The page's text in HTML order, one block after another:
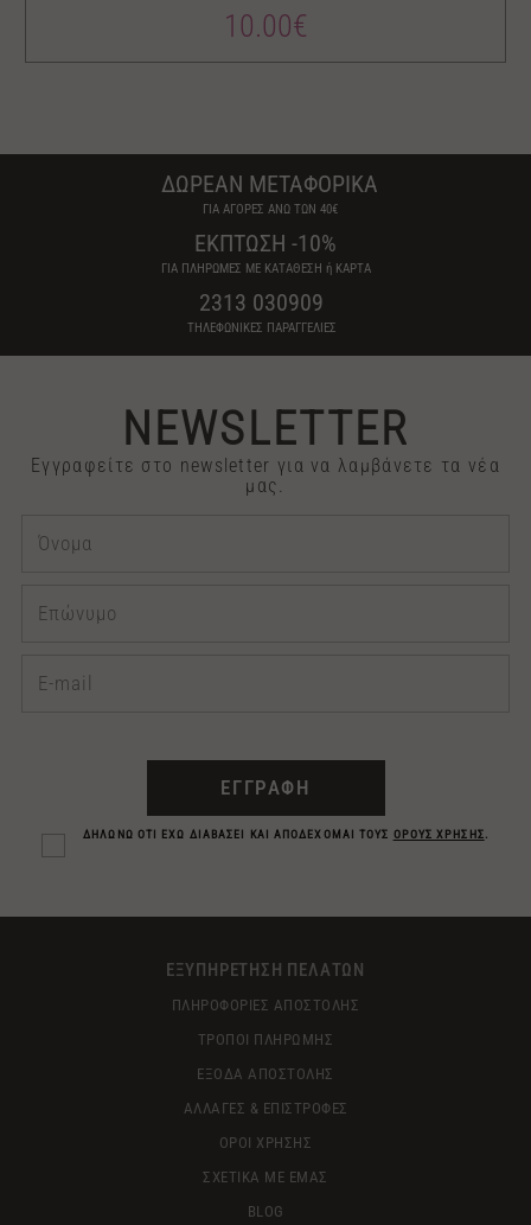
10.00€
ΔΩΡΕΑΝ ΜΕΤΑΦΟΡΙΚΑ
ΓΙΑ ΑΓΟΡΕΣ ΑΝΩ ΤΩΝ 40€
ΕΚΠΤΩΣΗ -10%
ΓΙΑ ΠΛΗΡΩΜΕΣ ΜΕ ΚΑΤΑΘΕΣΗ ή ΚΑΡΤΑ
2313 030909
ΤΗΛΕΦΩΝΙΚΕΣ ΠΑΡΑΓΓΕΛΙΕΣ
NEWSLETTER
Εγγραφείτε στο newsletter για να λαμβάνετε τα νέα
μας.
ΕΓΓΡΑΦΗ
ΔΗΛΩΝΩ ΟΤΙ ΕΧΩ ΔΙΑΒΑΣΕΙ ΚΑΙ ΑΠΟΔΕΧΟΜΑΙ ΤΟΥΣ ΟΡΟΥΣ ΧΡΗΣΗΣ.
ΕΞΥΠΗΡΕΤΗΣΗ ΠΕΛΑΤΩΝ
ΠΛΗΡΟΦΟΡΙΕΣ ΑΠΟΣΤΟΛΗΣ
ΤΡΟΠΟΙ ΠΛΗΡΩΜΗΣ
ΕΞΟΔΑ ΑΠΟΣΤΟΛΗΣ
ΑΛΛΑΓΕΣ & ΕΠΙΣΤΡΟΦΕΣ
ΟΡΟΙ ΧΡΗΣΗΣ
ΣΧΕΤΙΚΑ ΜΕ ΕΜΑΣ
BLOG